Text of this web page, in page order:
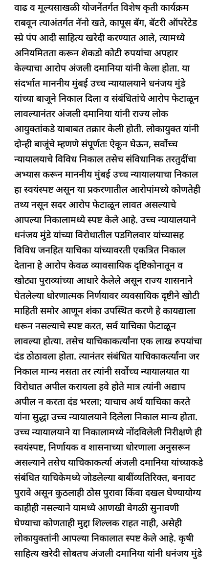
वाढ व मूल्यसाखळी योजनेंतर्गत विशेष कृती कार्यक्रम
राबवून त्याअंतर्गत नॅनो खते, कापूस बॅग, बॅटरी ऑपरेटेड
स्प्रे पंप आदी साहित्य खरेदी करण्यात आले, त्यामध्ये
अनियमितता करून शेकडो कोटी रुपयांचा अपहार
केल्याचा आरोप अंजली दमानिया यांनी केला होता. या
संदर्भात माननीय मुंबई उच्च न्यायालयाने धनंजय मुंडे
यांच्या बाजूने निकाल दिला व संबंधितांचे आरोप फेटाळून
लावल्यानंतर अंजली दमानिया यांनी राज्य लोक
आयुक्तांकडे याबाबत तक्रार केली होती. लोकायुक्त यांनी
दोन्ही बाजूंचे म्हणणे संपूर्णतः ऐकून घेऊन, सर्वोच्च
न्यायालयाचे विविध निकाल तसेच संविधानिक तरतुदींचा
अभ्यास करून माननीय मुंबई उच्च न्यायालयाचा निकाल
हा स्वयंस्पष्ट असून या प्रकरणातील आरोपांमध्ये कोणतेही
तथ्य नसून सदर आरोप फेटाळून लावत असल्याचे
आपल्या निकालामध्ये स्पष्ट केले आहे. उच्च न्यायालयाने
धनंजय मुंडे यांच्या विरोधातील पडगिलवार यांच्यासह
विविध जनहित याचिका यांच्यावरती एकत्रित निकाल
देताना हे आरोप केवळ व्यावसायिक दृष्टिकोनातून व
खोट्या पुराव्यांच्या आधारे केलेले असून राज्य शासनाने
घेतलेल्या धोरणात्मक निर्णयावर व्यवसायिक दृष्टीने खोटी
माहिती समोर आणून शंका उपस्थित करणे हे कायद्याला
धरून नसल्याचे स्पष्ट करत, सर्व याचिका फेटाळून
लावल्या होत्या. तसेच याचिकाकर्त्यांना एक लाख रुपयांचा
दंड ठोठावला होता. त्यानंतर संबंधित याचिकाकर्त्यांना जर
निकाल मान्य नसता तर त्यांनी सर्वोच्च न्यायालयात या
विरोधात अपील करायला हवे होते मात्र त्यांनी अद्याप
अपील न करता दंड भरला; याचाच अर्थ याचिका करते
यांना सुद्धा उच्च न्यायालयाने दिलेला निकाल मान्य होता.
उच्च न्यायालयाने या निकालामध्ये नोंदविलेली निरीक्षणे ही
स्वयंस्पष्ट, निर्णायक व शासनाच्या धोरणाला अनुसरून
असल्याने तसेच याचिकाकर्त्या अंजली दमानिया यांच्याकडे
संबंधित याचिकेमध्ये जोडलेल्या बाबींव्यतिरिक्त, बनावट
पुरावे असून कुठलाही ठोस पुरावा किंवा दखल घेण्यायोग्य
काहीही नसल्याने यामध्ये आणखी वेगळी सुनावणी
घेण्याचा कोणताही मुद्दा शिल्लक राहत नाही, असेही
लोकायुक्तांनी आपल्या निकालात स्पष्ट केले आहे. कृषी
साहित्य खरेदी सोबतच अंजली दमानिया यांनी धनंजय मुंडे